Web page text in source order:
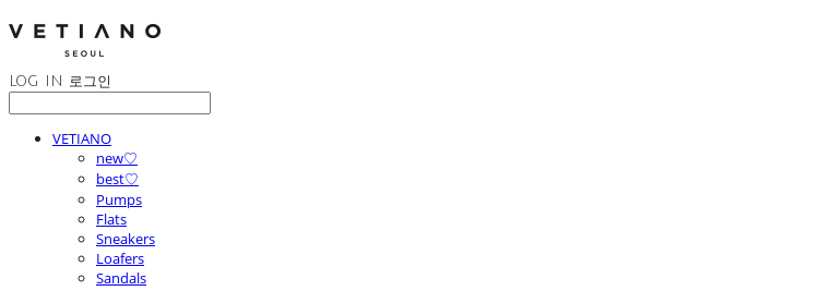
LOG IN 로그인
VETIANO
new♡
best♡
Pumps
Flats
Sneakers
Loafers
Sandals